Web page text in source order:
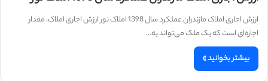
ارزش اجاری املاک مازندران عملکرد سال 1398 املاک نور ارزش اجاری املاک، مقدار
اجاره‌ای است که یک ملک می‌تواند به…
بیشتر بخوانید »